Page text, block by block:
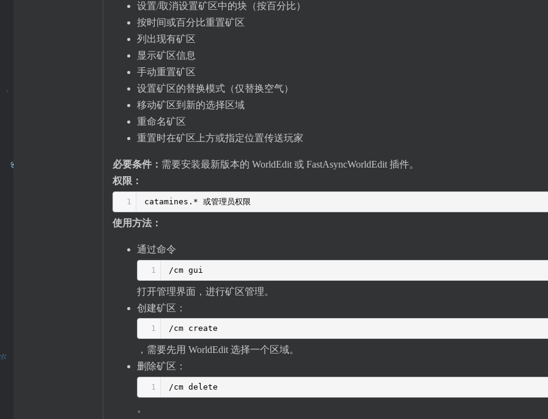
设置/取消设置矿区中的块（按百分比）
按时间或百分比重置矿区
列出现有矿区
显示矿区信息
手动重置矿区
设置矿区的替换模式（仅替换空气）
移动矿区到新的选择区域
重命名矿区
重置时在矿区上方或指定位置传送玩家
必要条件： 需要安装最新版本的 WorldEdit 或 FastAsyncWorldEdit 插件。
权限：
1 catamines.* 或管理员权限
使用方法：
通过命令
1 /cm gui
打开管理界面，进行矿区管理。
创建矿区：
1 /cm create
，需要先用 WorldEdit 选择一个区域。
删除矿区：
1 /cm delete
。